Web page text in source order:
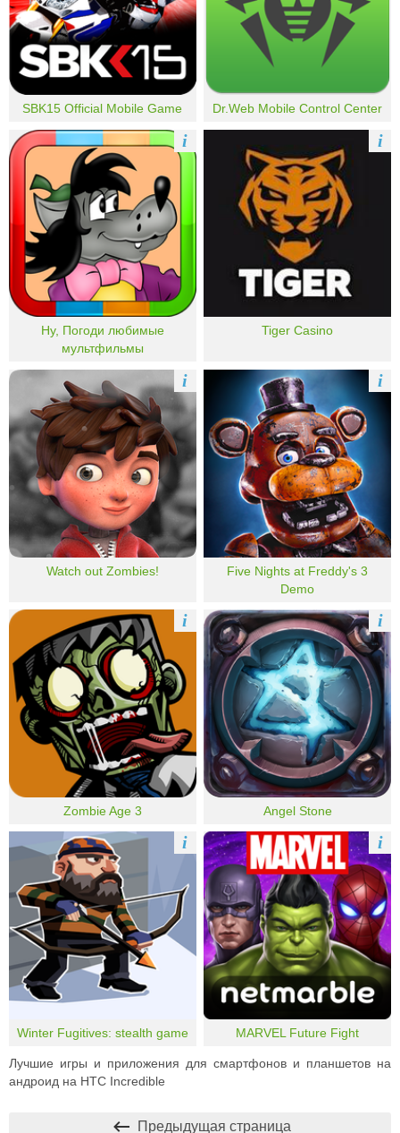
SBK15 Official Mobile Game Dr.Web Mobile Control Center
Ну, Погоди любимые
мультфильмы
i
Tiger Casino
i
Watch out Zombies!
i
Five Nights at Freddy's 3
Demo
i
Zombie Age 3
i
Angel Stone
i
Winter Fugitives: stealth game
i
MARVEL Future Fight
i
Лучшие игры и приложения для смартфонов и планшетов на
андроид на HTC Incredible
Предыдущая страница